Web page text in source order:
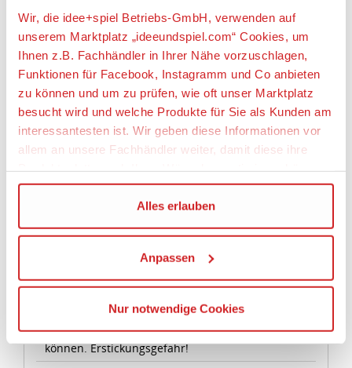
Wir, die idee+spiel Betriebs-GmbH, verwenden auf
unserem Marktplatz „ideeundspiel.com“ Cookies, um
Ihnen z.B. Fachhändler in Ihrer Nähe vorzuschlagen,
Funktionen für Facebook, Instagramm und Co anbieten
zu können und um zu prüfen, wie oft unser Marktplatz
besucht wird und welche Produkte für Sie als Kunden am
interessantesten ist. Wir geben diese Informationen vor
allem an unsere Fachhändler weiter, damit diese ihre
Wir verwenden den Google Tag Manager um weitere
Dienste einzubinden.
Wenn Sie auf „Alles erlauben“, klicken, werden ein Teil
Ihrer personenbezogener Daten in die USA übertragen.
Die USA ist ein Drittland, dass nicht von einem
Kommission erfasst wird, und daher kein angemessenes
Alles erlauben
Anpassen
Nur notwendige Cookies
Artikeleigenschaften:
Anzahl Teile
92
Ab 5 Jahre
Dänemark, https://www.lego.com,
privacy.officer@LEGO.com
Warnhinweise
Achtung! Nicht für Kinder unter 3 Jahren
geeignet, da Kleinteile verschluckt werden
können. Erstickungsgefahr!